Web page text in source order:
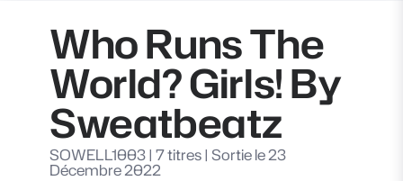
Connexion
Who Runs The
World? Girls! By
Sweatbeatz
SOWELL1003| 7 titres| Sortie le 23
Décembre 2022